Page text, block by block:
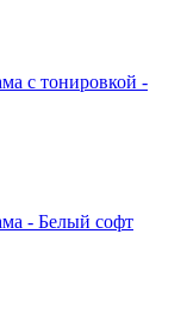
с тонировкой -
- Белый софт